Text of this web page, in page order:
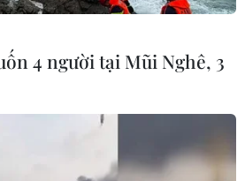
4 người tại Mũi Nghê, 3